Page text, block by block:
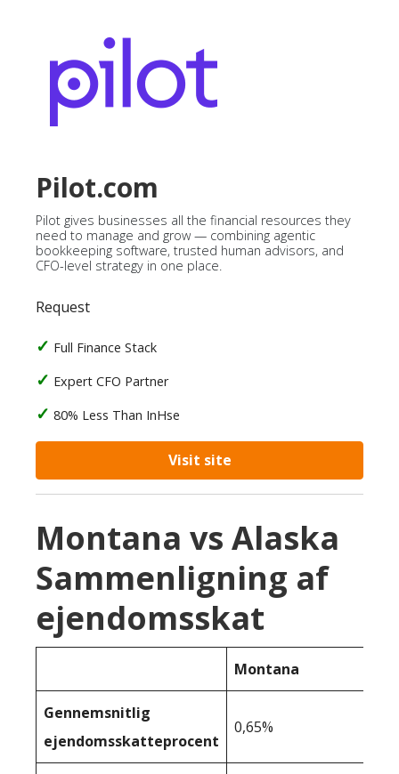
Pilot.com
Pilot gives businesses all the financial resources they
need to manage and grow — combining agentic
bookkeeping software, trusted human advisors, and
CFO-level strategy in one place.
Request
Full Finance Stack
Expert CFO Partner
80% Less Than InHse
Visit site
Montana vs Alaska
Sammenligning af
ejendomsskat
Montana
Gennemsnitlig
ejendomsskatteprocent
0,65%